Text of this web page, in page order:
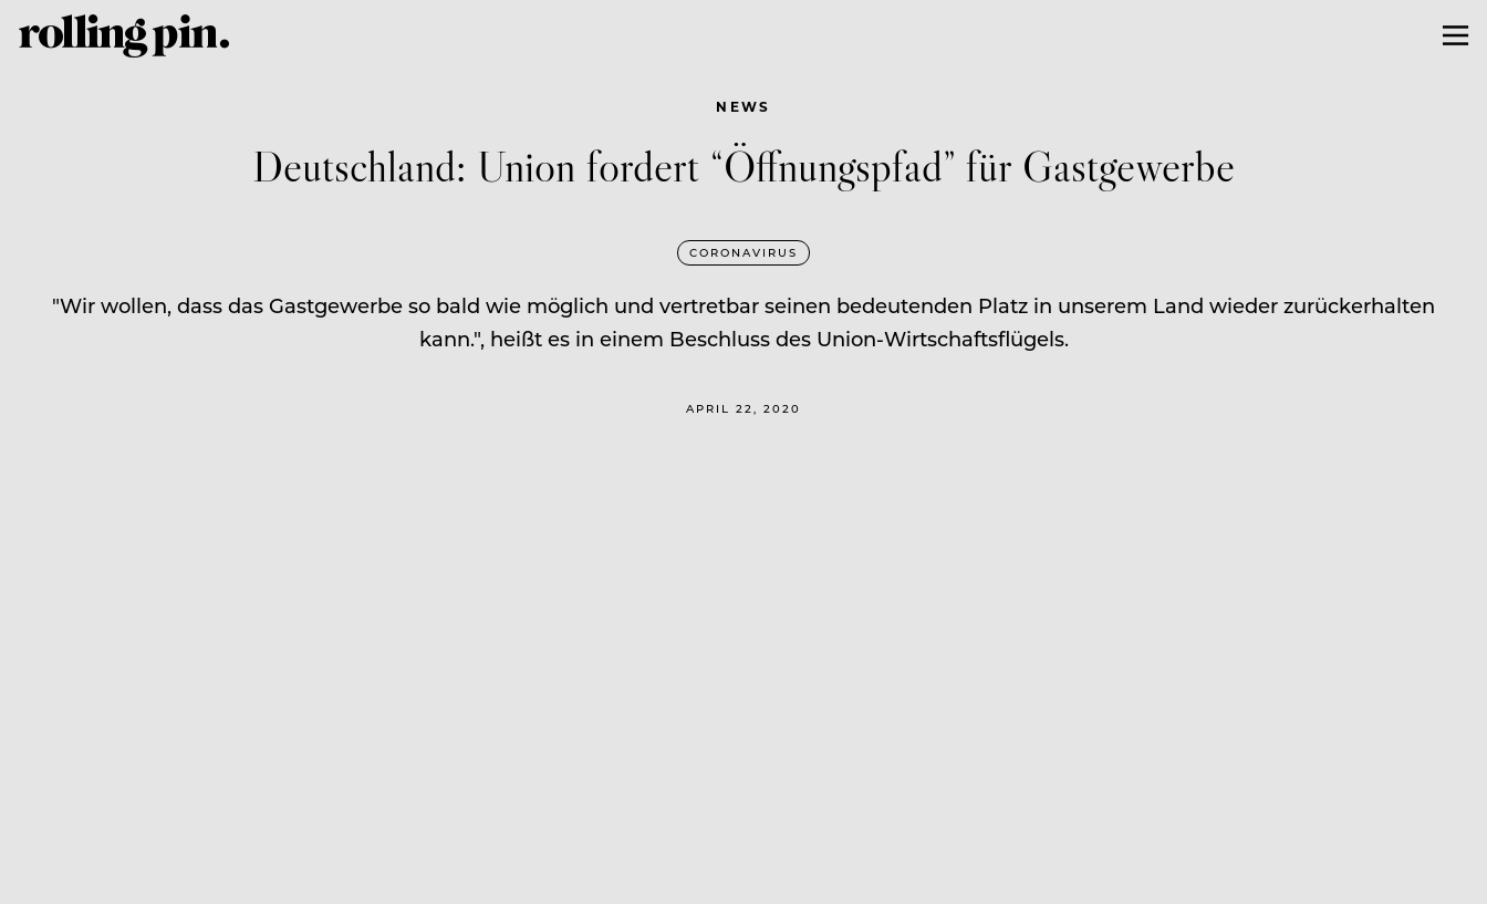
NEWS
Deutschland: Union fordert “Öffnungspfad” für Gastgewerbe
CORONAVIRUS
"Wir wollen, dass das Gastgewerbe so bald wie möglich und vertretbar seinen bedeutenden Platz in unserem Land wieder zurückerhalten
kann.", heißt es in einem Beschluss des Union-Wirtschaftsflügels.
APRIL 22, 2020